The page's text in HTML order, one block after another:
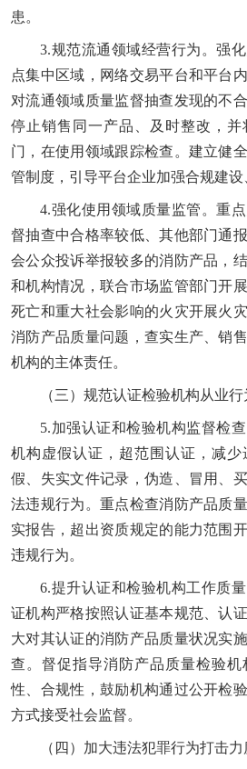
患。
3.规范流通领域经营行为。强
点集中区域，网络交易平台和平台
对流通领域质量监督抽查发现的不
停止销售同一产品、及时整改，
门，在使用领域跟踪检查。建立健
管制度，引导平台企业加强合规建设
4.强化使用领域质量监管。重
督抽查中合格率较低、其他部门通
会公众投诉举报较多的消防产品，
和机构情况，联合市场监管部门开
死亡和重大社会影响的火灾开展火
消防产品质量问题，查实生产、销
机构的主体责任。
（三）规范认证检验机构从业行
5.加强认证和检验机构监督检
机构虚假认证，超范围认证，减
假、失实文件记录，伪造、冒用、
法违规行为。重点检查消防产品质
实报告，超出资质规定的能力范围
违规行为。
6.提升认证和检验机构工作质
证机构严格按照认证基本规范、认
大对其认证的消防产品质量状况实
查。督促指导消防产品质量检验
性、合规性，鼓励机构通过公开检
方式接受社会监督。
（四）加大违法犯罪行为打击力